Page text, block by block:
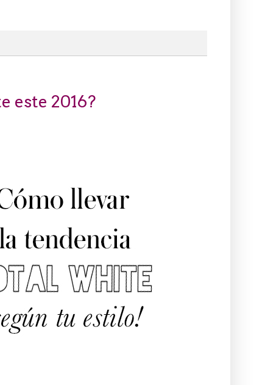
este 2016?